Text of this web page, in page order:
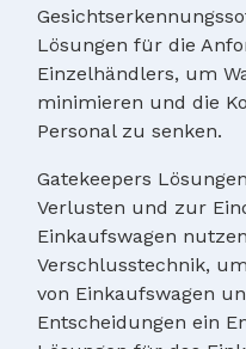
Lösungen für die
Einzelhändlers, um
minimieren und die
Personal zu senken.
Gatekeepers
Verlusten und zur
Einkaufswagen
Verschlusstechnik,
von Einkaufswagen
Entscheidungen ein